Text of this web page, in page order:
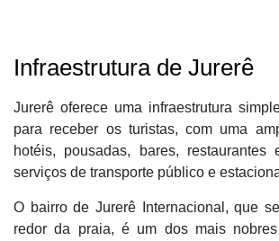
Infraestrutura de Jurerê
Jurerê oferece uma infraestrutura
para receber os turistas, com uma
hotéis, pousadas, bares,
serviços de transporte público e
O bairro de Jurerê Internacional, que
redor da praia, é um dos mais